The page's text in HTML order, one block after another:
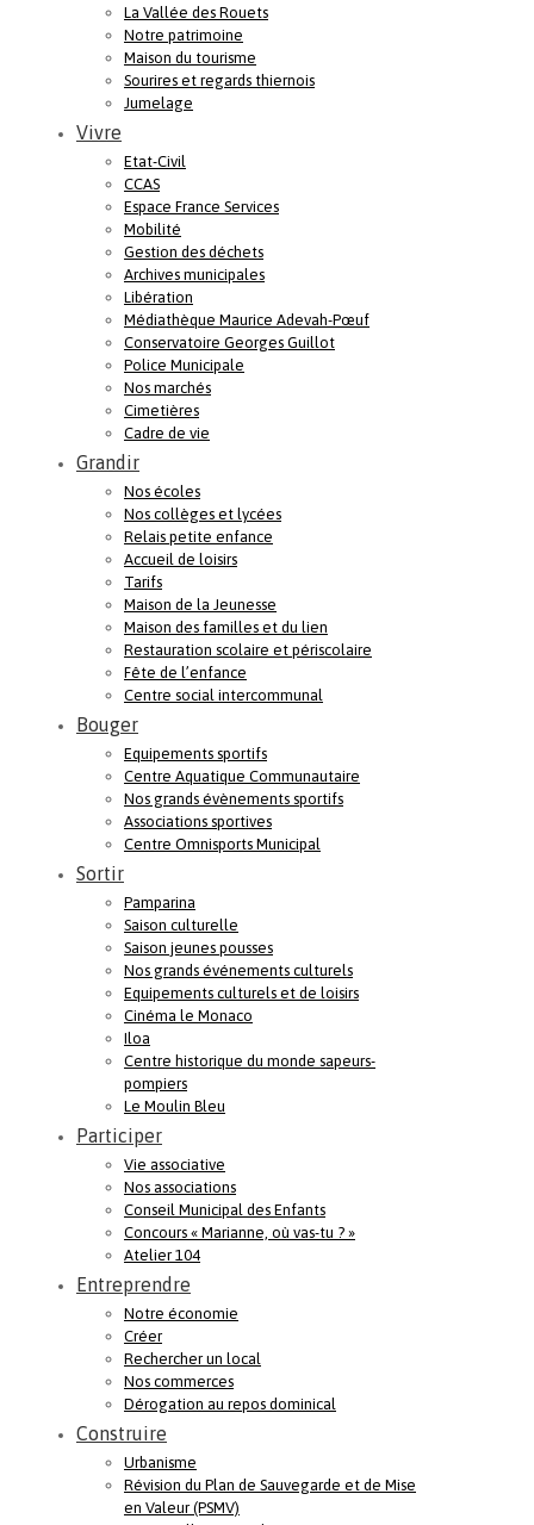
La Vallée des Rouets
Notre patrimoine
Maison du tourisme
Sourires et regards thiernois
Jumelage
Vivre
Etat-Civil
CCAS
Espace France Services
Mobilité
Gestion des déchets
Archives municipales
Libération
Médiathèque Maurice Adevah-Pœuf
Conservatoire Georges Guillot
Police Municipale
Nos marchés
Cimetières
Cadre de vie
Grandir
Nos écoles
Nos collèges et lycées
Relais petite enfance
Accueil de loisirs
Tarifs
Maison de la Jeunesse
Maison des familles et du lien
Restauration scolaire et périscolaire
Fête de l’enfance
Centre social intercommunal
Bouger
Equipements sportifs
Centre Aquatique Communautaire
Nos grands évènements sportifs
Associations sportives
Centre Omnisports Municipal
Sortir
Pamparina
Saison culturelle
Saison jeunes pousses
Nos grands événements culturels
Equipements culturels et de loisirs
Cinéma le Monaco
Iloa
Centre historique du monde sapeurs-
pompiers
Le Moulin Bleu
Participer
Vie associative
Nos associations
Conseil Municipal des Enfants
Concours « Marianne, où vas-tu ? »
Atelier 104
Entreprendre
Notre économie
Créer
Rechercher un local
Nos commerces
Dérogation au repos dominical
Construire
Urbanisme
Révision du Plan de Sauvegarde et de Mise
en Valeur (PSMV)